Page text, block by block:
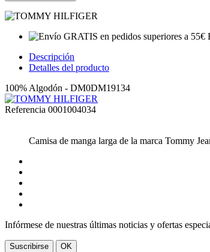
Descripción
Detalles del producto
100% Algodón - DM0DM19134
Referencia 0001004034
Camisa de manga larga de la marca Tommy
Infórmese de nuestras últimas noticias y ofertas